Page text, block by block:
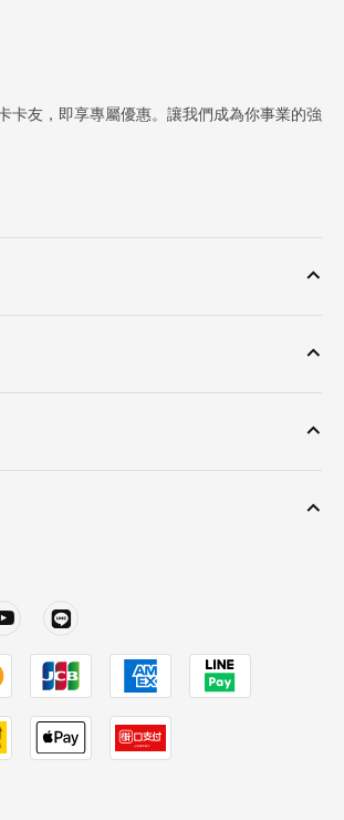
卡友，即享專屬優惠。讓我們成為你事業的強